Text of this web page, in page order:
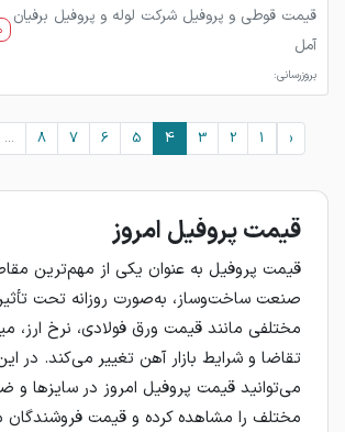
قیمت قوطی و پروفیل شرکت لوله و پروفیل برفیان
آمل
بروزرسانی:
‹
1
2
3
4
5
6
7
8
...
قیمت پروفیل امروز
قیمت پروفیل به عنوان یکی از مهم‌ترین
صنعت ساخت‌وساز، به‌صورت روزانه تحت
مختلفی مانند قیمت ورق فولادی، نرخ ارز،
تقاضا و شرایط بازار آهن تغییر می‌کند. در
می‌توانید قیمت پروفیل امروز در سایزها
مختلف را مشاهده کرده و قیمت فروشندگان